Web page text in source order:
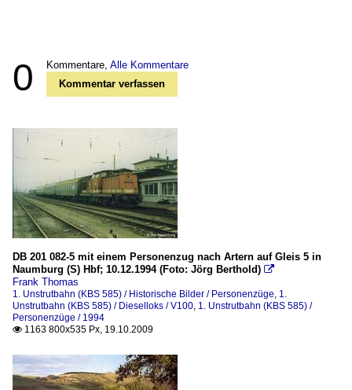
0 Kommentare, Alle Kommentare
Kommentar verfassen
DB 201 082-5 mit einem Personenzug nach Artern auf Gleis 5 in
Naumburg (S) Hbf; 10.12.1994 (Foto: Jörg Berthold) 
Frank Thomas
1. Unstrutbahn (KBS 585) / Historische Bilder / Personenzüge 1.
Unstrutbahn (KBS 585) / Dieselloks / V100 1. Unstrutbahn (KBS 585) /
Personenzüge / 1994
 1163 800x535 Px, 19.10.2009